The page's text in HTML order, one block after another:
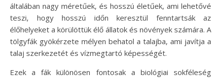
általában nagy méretűek, és hosszú életűek, ami lehetővé
teszi, hogy hosszú időn keresztül fenntartsák az
élőhelyeket a körülöttük élő állatok és növények számára. A
tölgyfák gyökérzete mélyen behatol a talajba, ami javítja a
talaj szerkezetét és vízmegtartó képességét.
Ezek a fák különösen fontosak a biológiai sokféleség